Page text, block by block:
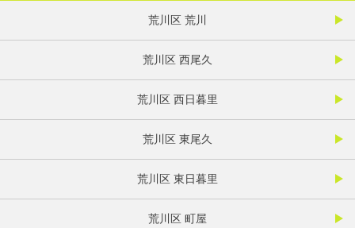
荒川区 荒川
荒川区 西尾久
荒川区 西日暮里
荒川区 東尾久
荒川区 東日暮里
荒川区 町屋